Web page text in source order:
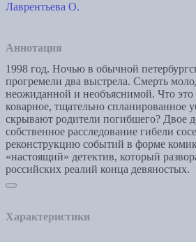
Лаврентьева О.
Аннотация
1998 год. Ночью в обычной
прогремели два выстрела. Смерть
неожиданной и необъяснимой. Что это
коварное, тщательно спланированное
скрывают родители погибшего? Двое
собственное расследование гибели
реконструкцию событий в форме
«настоящий» детектив, который
российских реалий конца девяностых.
Характеристики